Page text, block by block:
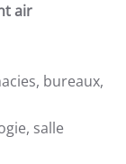
air
bureaux,
salle